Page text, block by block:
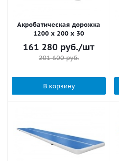
Акробатическая дорожка
1200 x 200 x 30
161 280 руб./шт
201 600руб.
В корзину